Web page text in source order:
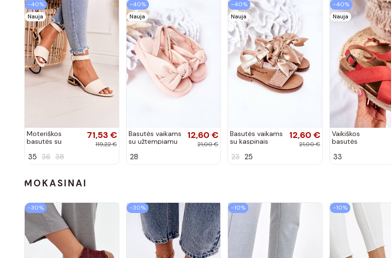
−40%
Nauja
Moteriškos
basutės su
kulniukais Laura
71,53 €
119,22 €
35 36 38
−40%
Nauja
Basutės vaikams
su užtempiamu
spalvos
12,60 €
21,00 €
28
−40%
Nauja
Basutės vaikams
su kaspinais
12,60 €
21,00 €
23 25
−40%
Nauja
Vaikiškos
basutės
33
MOKASINAI
−30% −30% −10% −10%